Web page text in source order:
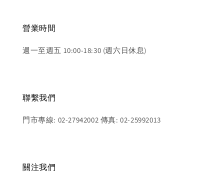
營業時間
週一至週五 10:00-18:30 (週六日休息)
聯繫我們
門市專線: 02-27942002 傳真: 02-25992013
關注我們